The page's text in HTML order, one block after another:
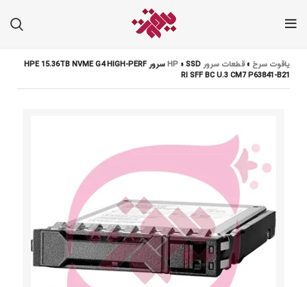
یاقوت سرخ »قطعات سرور HP »
SSD سرور HPE 15.36TB NVME G4 HIGH-PERF
RI SFF BC U.3 CM7 P63841-B21